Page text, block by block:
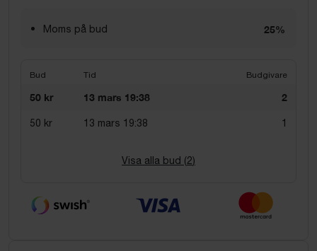
Moms på bud 25%
Bud Tid Budgivare
50 kr 13 mars 19:38 2
50 kr 13 mars 19:38 1
Visa alla bud (2)